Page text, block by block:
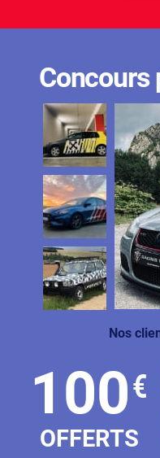
Concours
Nos
100€
OFFERTS